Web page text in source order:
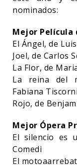
nominados:
Mejor Película
El Ángel, de
Joel, de Carlos
La Flor, de
La reina del
Fabiana
Rojo, de
Mejor Ópera
El silencio es
Comedi
El